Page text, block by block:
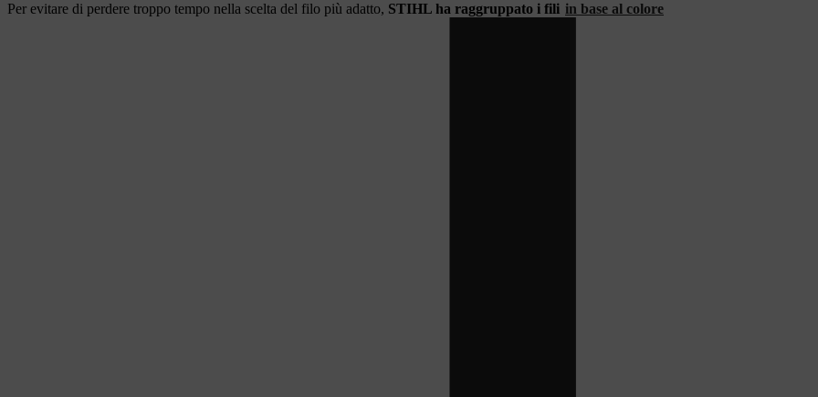
Per evitare di perdere troppo tempo nella scelta del filo più adatto, STIHL ha raggruppato i fili in base al colore